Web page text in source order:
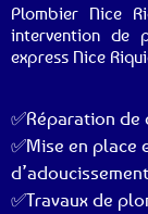
Plombier Nice
intervention de
express Nice
✅Réparation de
✅Mise en place
✅Travaux de